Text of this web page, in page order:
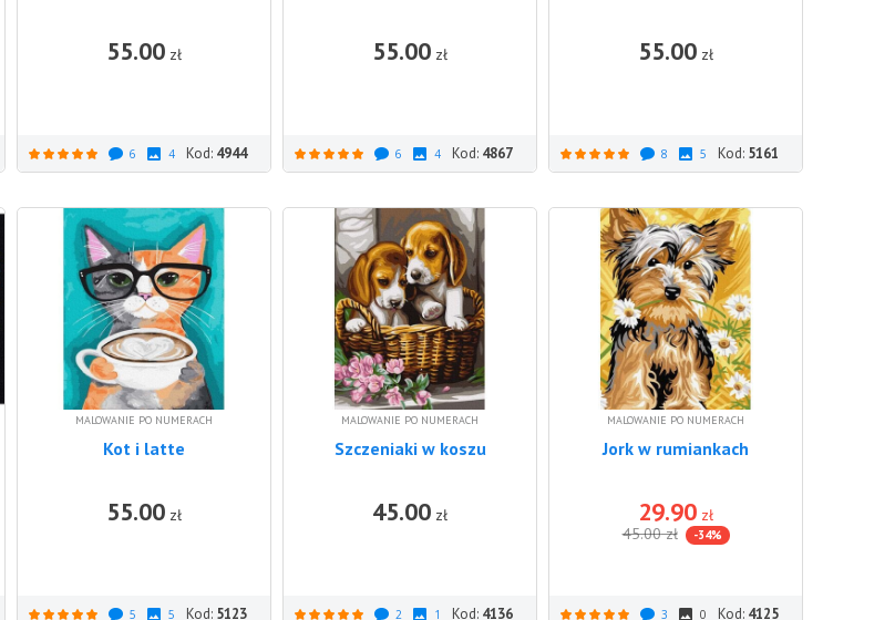
DO KOSZYKA55.00 zł DO KOSZYKA
6 4 Kod: 4944
55.00 zł DO KOSZYKA
6 4 Kod: 4867
55.00 zł
8 5 Kod: 5161
DO KOSZYKA
MALOWANIE PO NUMERACH
Kot i latte
55.00 zł DO KOSZYKA
5 5 Kod: 5123
MALOWANIE PO NUMERACH
Szczeniaki w koszu
45.00 zł DO KOSZYKA
2 1 Kod: 4136
MALOWANIE PO NUMERACH
Jork w rumiankach
29.90 zł
45.00zł -34%
3 0 Kod: 4125